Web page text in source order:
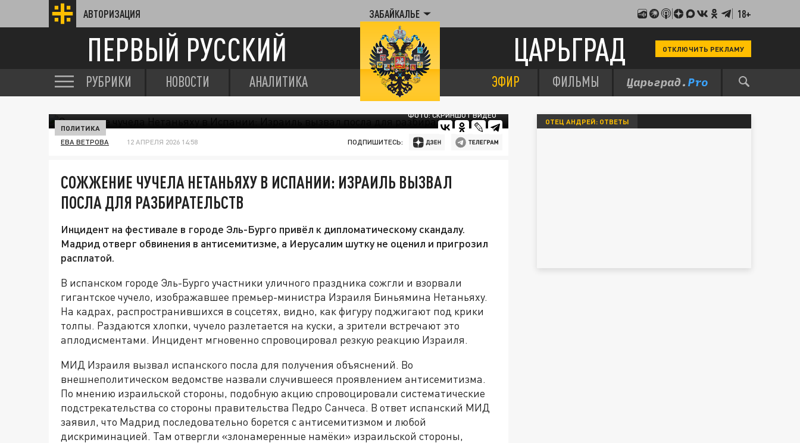
АВТОРИЗАЦИЯ ЗАБАЙКАЛЬЕ 18+
ПЕРВЫЙ РУССКИЙ ЦАРЬГРАД ОТКЛЮЧИТЬ РЕКЛАМУ
РУБРИКИ НОВОСТИ АНАЛИТИКА ЭФИР ФИЛЬМЫ
ФОТО: СКРИНШОТ ВИДЕО
ПОЛИТИКА
ЕВА ВЕТРОВА 12 АПРЕЛЯ 2026 14:58 ПОДПИШИТЕСЬ:
СОЖЖЕНИЕ ЧУЧЕЛА НЕТАНЬЯХУ В ИСПАНИИ: ИЗРАИЛЬ ВЫЗВАЛ
ПОСЛА ДЛЯ РАЗБИРАТЕЛЬСТВ
Инцидент на фестивале в городе Эль-Бурго привёл к дипломатическому скандалу.
Мадрид отверг обвинения в антисемитизме, а Иерусалим шутку не оценил и пригрозил
расплатой.
В испанском городе Эль-Бурго участники уличного праздника сожгли и взорвали
гигантское чучело, изображавшее премьер-министра Израиля Биньямина Нетаньяху.
На кадрах, распространившихся в соцсетях, видно, как фигуру поджигают под крики
толпы. Раздаются хлопки, чучело разлетается на куски, а зрители встречают это
аплодисментами. Инцидент мгновенно спровоцировал резкую реакцию Израиля.
МИД Израиля вызвал испанского посла для получения объяснений. Во
внешнеполитическом ведомстве назвали случившееся проявлением антисемитизма.
По мнению израильской стороны, подобную акцию спровоцировали систематические
подстрекательства со стороны правительства Педро Санчеса. В ответ испанский МИД
заявил, что Мадрид последовательно борется с антисемитизмом и любой
дискриминацией. Там отвергли «злонамеренные намёки» израильской стороны,
ОТЕЦ АНДРЕЙ: ОТВЕТЫ